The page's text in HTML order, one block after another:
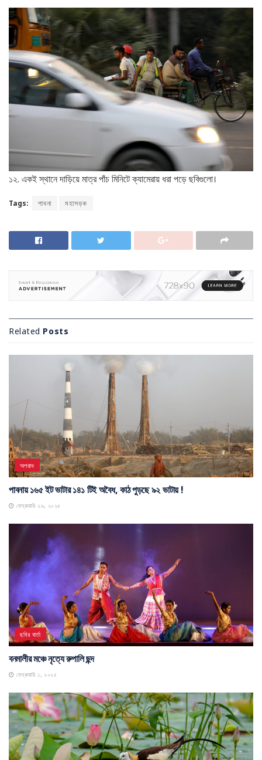
১২. একই স্থানে দাড়িয়ে মাত্র পাঁচ মিনিটে ক্যামেরায় ধরা পড়ে ছবিগুলো।
Tags: পাবনা মহাসড়ক
Related Posts
অপরাধ
পাবনায় ১৬৫ ইট ভাটার ১৪১ টিই অবৈধ, কাঠ পুড়ছে ৯২ ভাটায় !
ফেব্রুয়ারি ২৬, ২০২৫
ছবির বার্তা
বনমালীর মঞ্চে নৃত্যে রুপালি ছন্দ
ফেব্রুয়ারি ১, ২০২৫